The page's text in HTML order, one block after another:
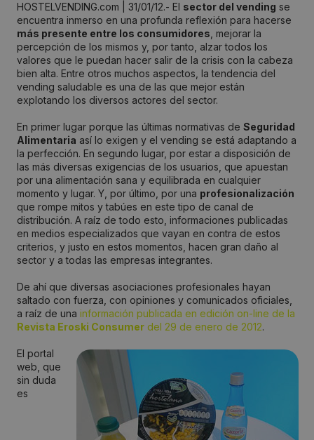
HOSTELVENDING.com | 31/01/12.- El sector del vending se
encuentra inmerso en una profunda reflexión para hacerse
más presente entre los consumidores , mejorar la
percepción de los mismos y, por tanto, alzar todos los
valores que le puedan hacer salir de la crisis con la cabeza
bien alta. Entre otros muchos aspectos, la tendencia del
vending saludable es una de las que mejor están
explotando los diversos actores del sector.
En primer lugar porque las últimas normativas de Seguridad
Alimentaria así lo exigen y el vending se está adaptando a
la perfección. En segundo lugar, por estar a disposición de
las más diversas exigencias de los usuarios, que apuestan
por una alimentación sana y equilibrada en cualquier
momento y lugar. Y, por último, por una profesionalización
que rompe mitos y tabúes en este tipo de canal de
distribución. A raíz de todo esto, informaciones publicadas
en medios especializados que vayan en contra de estos
criterios, y justo en estos momentos, hacen gran daño al
sector y a todas las empresas integrantes.
De ahí que diversas asociaciones profesionales hayan
saltado con fuerza, con opiniones y comunicados oficiales,
a raíz de una información publicada en edición on-line de la
Revista Eroski Consumer del 29 de enero de 2012.
El portal
web, que
sin duda
es